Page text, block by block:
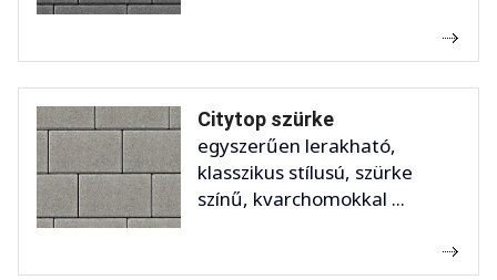
Citytop szürke
egyszerűen lerakható,
klasszikus stílusú, szürke
színű, kvarchomokkal ...